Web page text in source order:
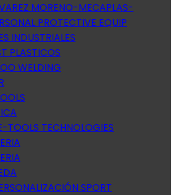
MORENO-MECAPLAS-
PROTECTIVE EQUIP
INDUSTRIALES
PLASTICOS
WELDING
TOOLS TECHNOLOGIES
SPORT